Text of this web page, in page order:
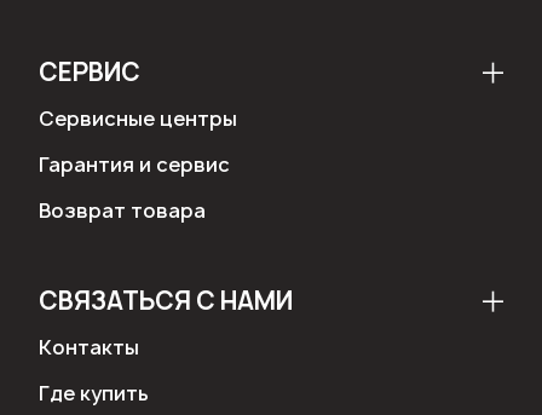
СЕРВИС
Сервисные центры
Гарантия и сервис
Возврат товара
СВЯЗАТЬСЯ С НАМИ
Контакты
Где купить